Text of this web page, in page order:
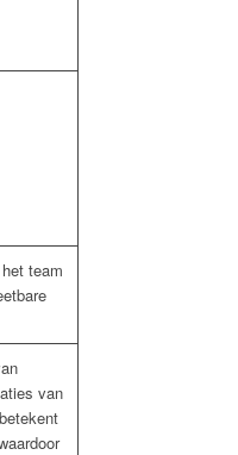
team
van